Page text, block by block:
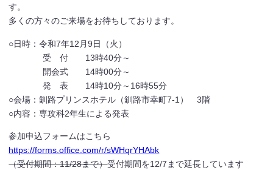
す。
多くの方々のご来場をお待ちしております。
○日時：令和7年12月9日（火）
受 付 13時40分～
開会式 14時00分～
発 表 14時10分～16時55分
○会場：釧路プリンスホテル（釧路市幸町7‐1） 3階
○内容：専攻科2年生による発表
参加申込フォームはこちら
https://forms.office.com/r/sWHqrYHAbk
（受付期間：11/28まで）受付期間を12/7まで延長しています